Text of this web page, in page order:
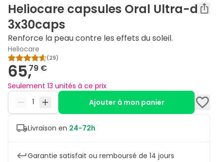
Heliocare capsules Oral Ultra-d
3x30caps
Renforce la peau contre les effets du soleil.
Heliocare
(29)
65,79 €
Seulement 13 unités à ce prix
Ajouter à mon panier
Livraison en 24-72h
Garantie satisfait ou remboursé de 14 jours